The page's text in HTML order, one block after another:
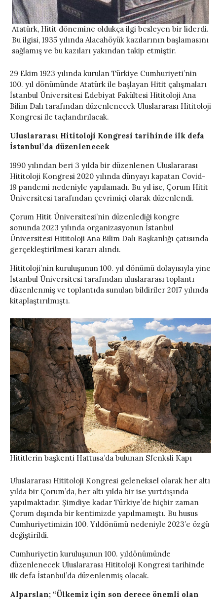
Atatürk, Hitit dönemine oldukça ilgi besleyen bir liderdi.
Bu ilgisi, 1935 yılında Alacahöyük kazılarının başlamasını
sağlamış ve bu kazıları yakından takip etmiştir.
29 Ekim 1923 yılında kurulan Türkiye Cumhuriyeti’nin
100. yıl dönümünde Atatürk ile başlayan Hitit çalışmaları
İstanbul Üniversitesi Edebiyat Fakültesi Hititoloji Ana
Bilim Dalı tarafından düzenlenecek Uluslararası Hititoloji
Kongresi ile taçlandırılacak.
Uluslararası Hititoloji Kongresi tarihinde ilk defa
İstanbul’da düzenlenecek
1990 yılından beri 3 yılda bir düzenlenen Uluslararası
Hititoloji Kongresi 2020 yılında dünyayı kapatan Covid-
19 pandemi nedeniyle yapılamadı. Bu yıl ise, Çorum Hitit
Üniversitesi tarafından çevrimiçi olarak düzenlendi.
Çorum Hitit Üniversitesi’nin düzenlediği kongre
sonunda 2023 yılında organizasyonun İstanbul
Üniversitesi Hititoloji Ana Bilim Dalı Başkanlığı çatısında
gerçekleştirilmesi kararı alındı.
Hititoloji’nin kuruluşunun 100. yıl dönümü dolayısıyla yine
İstanbul Üniversitesi tarafından uluslararası toplantı
düzenlenmiş ve toplantıda sunulan bildiriler 2017 yılında
kitaplaştırılmıştı.
Hititlerin başkenti Hattusa’da bulunan Sfenksli Kapı
Uluslararası Hititoloji Kongresi geleneksel olarak her altı
yılda bir Çorum’da, her altı yılda bir ise yurtdışında
yapılmaktadır. Şimdiye kadar Türkiye’de hiçbir zaman
Çorum dışında bir kentimizde yapılmamıştı. Bu husus
Cumhuriyetimizin 100. Yıldönümü nedeniyle 2023’e özgü
değiştirildi.
Cumhuriyetin kuruluşunun 100. yıldönümünde
düzenlenecek Uluslararası Hititoloji Kongresi tarihinde
ilk defa İstanbul’da düzenlenmiş olacak.
Alparslan; “Ülkemiz için son derece önemli olan